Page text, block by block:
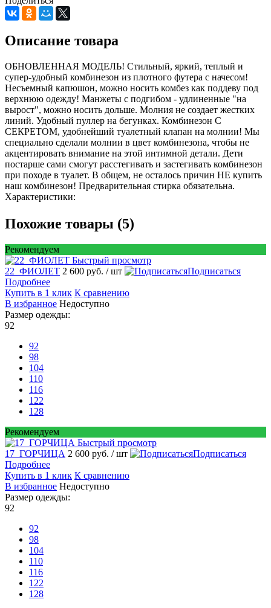
Описание товара
ОБНОВЛЕННАЯ МОДЕЛЬ! Стильный, яркий, теплый и
супер-удобный комбинезон из плотного футера с начесом!
Несъемный капюшон, можно носить комбез как поддеву под
верхнюю одежду! Манжеты с подгибом - удлиненные "на
вырост", можно носить дольше. Молния не создает жестких
линий. Удобный пуллер на бегунках. Комбинезон С
СЕКРЕТОМ, удобнейший туалетный клапан на молнии! Мы
специально сделали молнии в цвет комбинезона, чтобы не
акцентировать внимание на этой интимной детали. Дети
постарше сами смогут расстегивать и застегивать комбинезон
при походе в туалет. В общем, не осталось причин НЕ купить
наш комбинезон! Предварительная стирка обязательна.
Характеристики:
Похожие товары (5)
Рекомендуем
Быстрый просмотр
22_ФИОЛЕТ 2 600 руб. / шт
Подписаться
Подробнее
Купить в 1 клик К сравнению
В избранное Недоступно
Размер одежды:
92
92
98
104
110
116
122
128
Рекомендуем
Быстрый просмотр
17_ГОРЧИЦА 2 600 руб. / шт
Подписаться
Подробнее
Купить в 1 клик К сравнению
В избранное Недоступно
Размер одежды:
92
92
98
104
110
116
122
128